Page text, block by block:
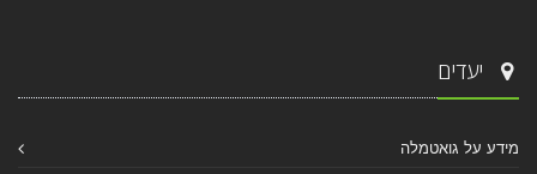
יעדים
מידע על גואטמלה